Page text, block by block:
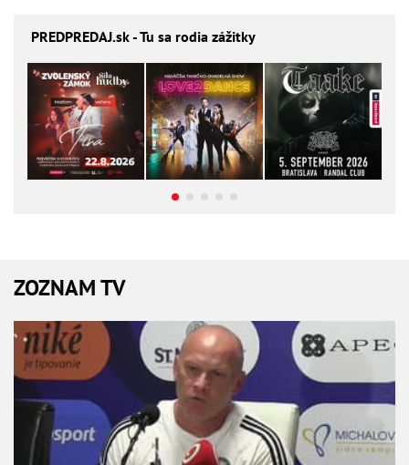
PREDPREDAJ.sk - Tu sa rodia zážitky
ZOZNAM TV